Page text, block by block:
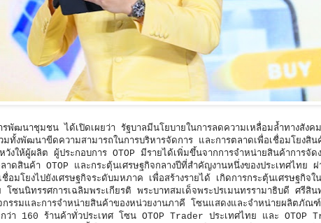
ฒนาชุมชน ได้เปิดเผยว่า รัฐบาลมีนโยบายในการลดความเหลื่อมล้ำทางสังคม
มทั้งพัฒนาขีดความสามารถในการบริหารจัดการ และการตลาดเพื่อเชื่อมโยงสิ
วังให้ผู้ผลิต ผู้ประกอบการ OTOP มีรายได้เพิ่มขึ้นจากการจำหน่ายสินค้าการ
าดสินค้า OTOP และกระตุ้นเศรษฐกิจกลางปีที่สำคัญงานหนึ่งของประเทศไทย
อมโยงไปยังเศรษฐกิจระดับมหภาค เพื่อสร้างรายได้ เกิดการกระตุ้นเศรษฐกิ
ซนนิทรรศการเฉลิมพระเกียรติ พระบาทสมเด็จพระปรเมนทรรามาธิบดี ศรีสิ
จกรรมและการจำหน่ายสินค้าของหน่วยงานภาคี โซนแสดงและจำหน่ายผลิต
า 160 ร้านค้าทั่วประเทศ โซน OTOP Trader ประเทศไทย และ OTOP